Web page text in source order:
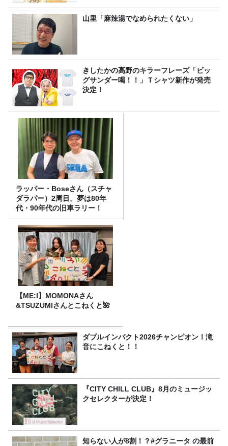
山里「麻辣湯でなめられたくない」
きしたかの高野のキラーフレーズ「ビッ
グサンダー喝！！」Ｔシャツ新作が発売
決定！
ラッパー・Boseさん（スチャ
ダラパー）2周目。夢は80年
代・90年代の旧車ラリー！
【ME:I】MOMONAさん
&TSUZUMIさんとこねくと🌺
ダブルインパクト2026チャンピオン！滝
音にこねくと！！
『CITY CHILL CLUB』8月のミュージッ
クセレクターが決定！
知らない人が8割！？#グラニータ の最前